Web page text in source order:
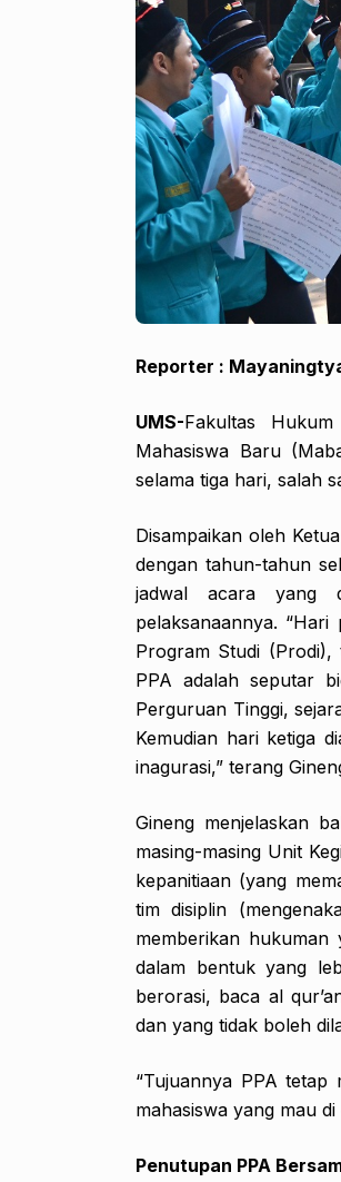
Reporter :
UMS-Fakultas
Mahasiswa Baru
selama tiga hari, salah
Disampaikan oleh
dengan tahun-tahun
jadwal acara yang
pelaksanaannya.
Program Studi
PPA adalah seputar
Perguruan Tinggi,
Kemudian hari ketiga
inagurasi,” terang
Gineng menjelaskan
masing-masing Unit
kepanitiaan (yang
tim disiplin
memberikan
dalam bentuk yang
berorasi, baca al
dan yang tidak boleh
“Tujuannya PPA tetap
mahasiswa yang mau
Penutupan PPA